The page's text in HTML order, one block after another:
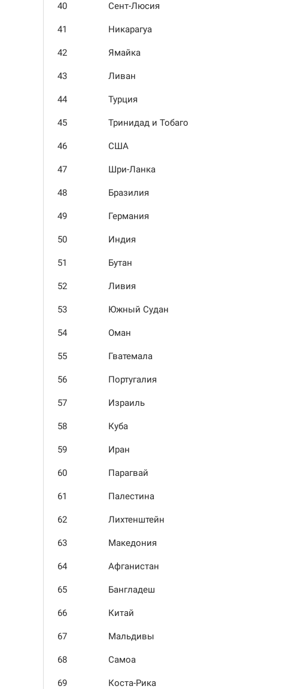
40 Сент-Люсия
41 Никарагуа
42 Ямайка
43 Ливан
44 Турция
45 Тринидад и Тобаго
46 США
47 Шри-Ланка
48 Бразилия
49 Германия
50 Индия
51 Бутан
52 Ливия
53 Южный Судан
54 Оман
55 Гватемала
56 Португалия
57 Израиль
58 Куба
59 Иран
60 Парагвай
61 Палестина
62 Лихтенштейн
63 Македония
64 Афганистан
65 Бангладеш
66 Китай
67 Мальдивы
68 Самоа
69 Коста-Рика